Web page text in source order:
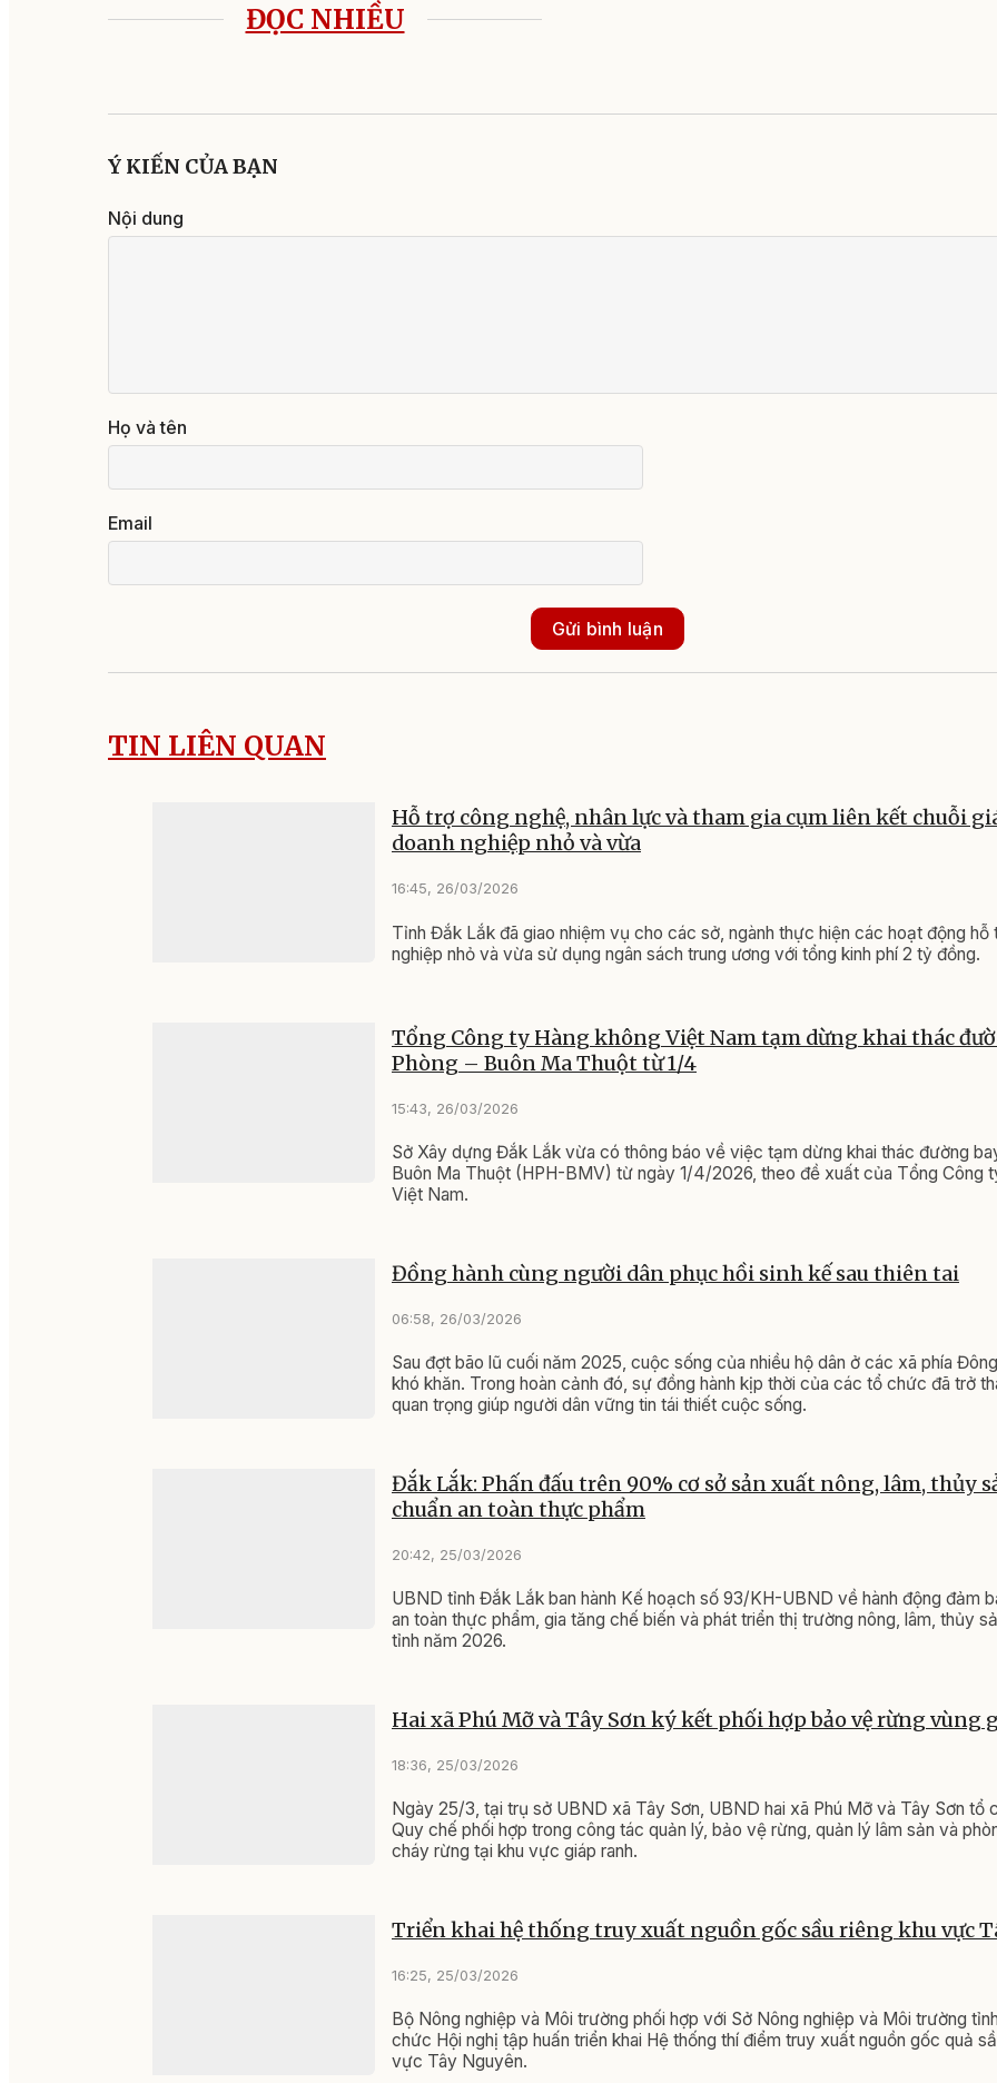
ĐỌC NHIỀU
Ý KIẾN CỦA BẠN
Nội dung
Họ và tên
Email
Gửi bình luận
TIN LIÊN QUAN
Hỗ trợ công nghệ, nhân lực và tham gia cụm liên kết chuỗi
doanh nghiệp nhỏ và vừa
16:45, 26/03/2026
Tỉnh Đắk Lắk đã giao nhiệm vụ cho các sở, ngành thực hiện các hoạt động hỗ
nghiệp nhỏ và vừa sử dụng ngân sách trung ương với tổng kinh phí 2 tỷ đồng.
Tổng Công ty Hàng không Việt Nam tạm dừng khai thác
Phòng – Buôn Ma Thuột từ 1/4
15:43, 26/03/2026
Sở Xây dựng Đắk Lắk vừa có thông báo về việc tạm dừng khai thác đường
Buôn Ma Thuột (HPH-BMV) từ ngày 1/4/2026, theo đề xuất của Tổng Công
Việt Nam.
Đồng hành cùng người dân phục hồi sinh kế sau thiên tai
06:58, 26/03/2026
Sau đợt bão lũ cuối năm 2025, cuộc sống của nhiều hộ dân ở các xã phía
khó khăn. Trong hoàn cảnh đó, sự đồng hành kịp thời của các tổ chức đã trở
quan trọng giúp người dân vững tin tái thiết cuộc sống.
Đắk Lắk: Phấn đấu trên 90% cơ sở sản xuất nông, lâm, thủy
chuẩn an toàn thực phẩm
20:42, 25/03/2026
UBND tỉnh Đắk Lắk ban hành Kế hoạch số 93/KH-UBND về hành động đảm
an toàn thực phẩm, gia tăng chế biến và phát triển thị trường nông, lâm, thủy
tỉnh năm 2026.
Hai xã Phú Mỡ và Tây Sơn ký kết phối hợp bảo vệ rừng vùng
18:36, 25/03/2026
Ngày 25/3, tại trụ sở UBND xã Tây Sơn, UBND hai xã Phú Mỡ và Tây Sơn tổ
Quy chế phối hợp trong công tác quản lý, bảo vệ rừng, quản lý lâm sản và
cháy rừng tại khu vực giáp ranh.
Triển khai hệ thống truy xuất nguồn gốc sầu riêng khu vực
16:25, 25/03/2026
Bộ Nông nghiệp và Môi trường phối hợp với Sở Nông nghiệp và Môi trường
chức Hội nghị tập huấn triển khai Hệ thống thí điểm truy xuất nguồn gốc quả
vực Tây Nguyên.